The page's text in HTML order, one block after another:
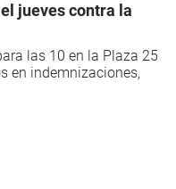
jueves contra la
las 10 en la Plaza 25
en indemnizaciones,